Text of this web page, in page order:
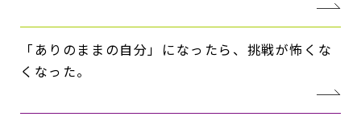
「ありのままの自分」になったら、挑戦が怖くな
くなった。